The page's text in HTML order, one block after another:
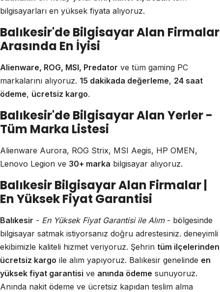
bilgisayarları en yüksek fiyata alıyoruz.
Balıkesir'de Bilgisayar Alan Firmalar
Arasında En İyisi
Alienware, ROG, MSI, Predator ve tüm gaming PC
markalarını alıyoruz. 15 dakikada değerleme, 24 saat
ödeme, ücretsiz kargo.
Balıkesir'de Bilgisayar Alan Yerler -
Tüm Marka Listesi
Alienware Aurora, ROG Strix, MSI Aegis, HP OMEN,
Lenovo Legion ve 30+ marka bilgisayar alıyoruz.
Balıkesir Bilgisayar Alan Firmalar |
En Yüksek Fiyat Garantisi
Balıkesir - En Yüksek Fiyat Garantisi ile Alım- bölgesinde
bilgisayar satmak istiyorsanız doğru adrestesiniz. deneyimli
ekibimizle kaliteli hizmet veriyoruz. Şehrin tüm ilçelerinden
ücretsiz kargo ile alım yapıyoruz. Balıkesir genelinde en
yüksek fiyat garantisi ve anında ödeme sunuyoruz.
Anında nakit ödeme ve ücretsiz kapıdan teslim alma